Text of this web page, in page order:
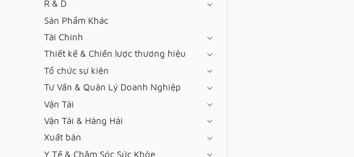
R & D
Sản Phẩm Khác
Tài Chính
Thiết kế & Chiến lược thương hiệu
Tổ chức sự kiện
Tư Vấn & Quản Lý Doanh Nghiệp
Vận Tải
Vận Tải & Hàng Hải
Xuất bản
Y Tế & Chăm Sóc Sức Khỏe